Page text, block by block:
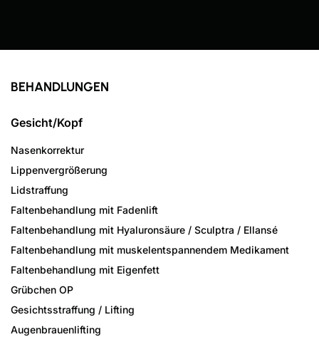
BEHANDLUNGEN
Gesicht/Kopf
Nasenkorrektur
Lippenvergrößerung
Lidstraffung
Faltenbehandlung mit Fadenlift
Faltenbehandlung mit Hyaluronsäure / Sculptra / Ellansé
Faltenbehandlung mit muskelentspannendem Medikament
Faltenbehandlung mit Eigenfett
Grübchen OP
Gesichtsstraffung / Lifting
Augenbrauenlifting